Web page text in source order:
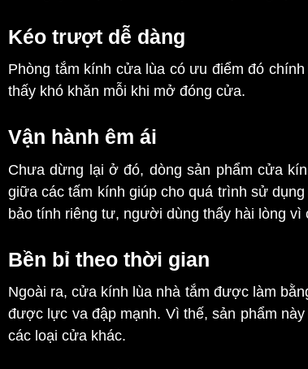
Kéo trượt dễ dàng
Phòng tắm kính cửa lùa có ưu điểm đó
thấy khó khăn mỗi khi mở đóng cửa.
Vận hành êm ái
Chưa dừng lại ở đó, dòng sản phẩm cửa
giữa các tấm kính giúp cho quá trình sử
bảo tính riêng tư, người dùng thấy hài lòng
Bền bỉ theo thời gian
Ngoài ra, cửa kính lùa nhà tắm được làm
được lực va đập mạnh. Vì thế, sản phẩm
các loại cửa khác.